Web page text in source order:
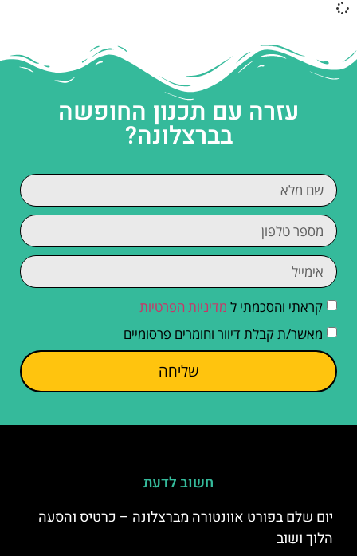
עזרה עם תכנון החופשה
בברצלונה?
קראתי והסכמתי ל מדיניות הפרטיות
מאשר/ת קבלת דיוור וחומרים פרסומיים
שליחה
חשוב לדעת
יום שלם בפורט אוונטורה מברצלונה – כרטיס והסעה
הלוך ושוב